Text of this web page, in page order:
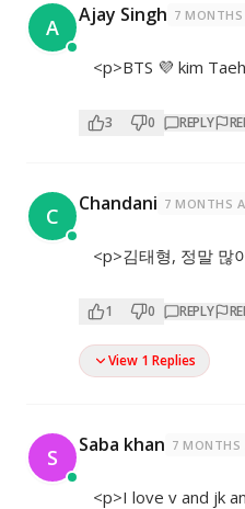
A Ajay Singh 7 MONTHS
<p>BTS 💜 kim
3 0 REPLY
C Chandani 7 MONTHS
<p>김태형, 정말 많
1 0 REPLY
View 1 Replies
S Saba khan 7 MONTHS
<p>I love v and jk